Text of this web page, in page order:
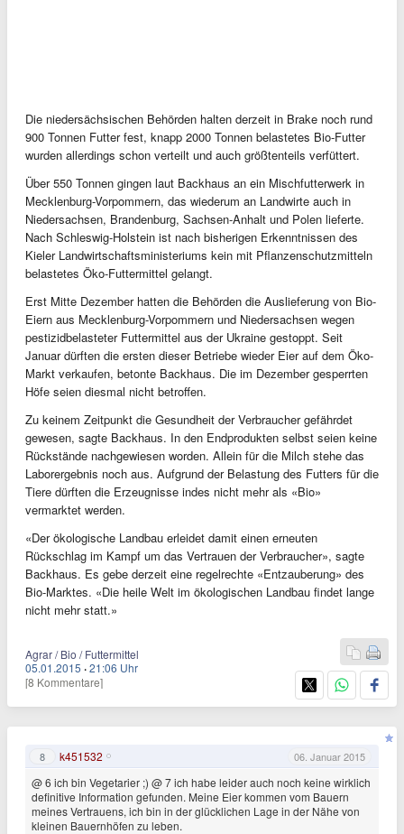
Die niedersächsischen Behörden halten derzeit in Brake noch rund
900 Tonnen Futter fest, knapp 2000 Tonnen belastetes Bio-Futter
wurden allerdings schon verteilt und auch größtenteils verfüttert.
Über 550 Tonnen gingen laut Backhaus an ein Mischfutterwerk in
Mecklenburg-Vorpommern, das wiederum an Landwirte auch in
Niedersachsen, Brandenburg, Sachsen-Anhalt und Polen lieferte.
Nach Schleswig-Holstein ist nach bisherigen Erkenntnissen des
Kieler Landwirtschaftsministeriums kein mit Pflanzenschutzmitteln
belastetes Öko-Futtermittel gelangt.
Erst Mitte Dezember hatten die Behörden die Auslieferung von Bio-
Eiern aus Mecklenburg-Vorpommern und Niedersachsen wegen
pestizidbelasteter Futtermittel aus der Ukraine gestoppt. Seit
Januar dürften die ersten dieser Betriebe wieder Eier auf dem Öko-
Markt verkaufen, betonte Backhaus. Die im Dezember gesperrten
Höfe seien diesmal nicht betroffen.
Zu keinem Zeitpunkt die Gesundheit der Verbraucher gefährdet
gewesen, sagte Backhaus. In den Endprodukten selbst seien keine
Rückstände nachgewiesen worden. Allein für die Milch stehe das
Laborergebnis noch aus. Aufgrund der Belastung des Futters für die
Tiere dürften die Erzeugnisse indes nicht mehr als «Bio»
vermarktet werden.
«Der ökologische Landbau erleidet damit einen erneuten
Rückschlag im Kampf um das Vertrauen der Verbraucher», sagte
Backhaus. Es gebe derzeit eine regelrechte «Entzauberung» des
Bio-Marktes. «Die heile Welt im ökologischen Landbau findet lange
nicht mehr statt.»
Agrar / Bio / Futtermittel
05.01.2015 ·21:06 Uhr
[8 Kommentare]
8 k451532 06. Januar 2015
@ 6 ich bin Vegetarier ;) @ 7 ich habe leider auch noch keine wirklich
definitive Information gefunden. Meine Eier kommen vom Bauern
meines Vertrauens, ich bin in der glücklichen Lage in der Nähe von
kleinen Bauernhöfen zu leben.